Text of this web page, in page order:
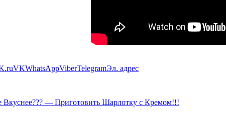
VKWhatsAppViberTelegramЭл. адрес
— Приготовить Шарлотку с Кремом!!!